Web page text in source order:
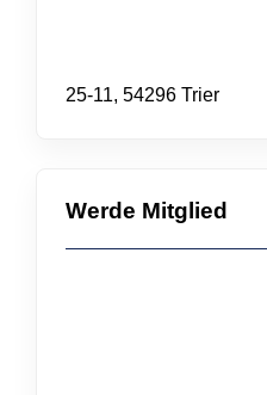
25-11, 54296 Trier
Werde Mitglied